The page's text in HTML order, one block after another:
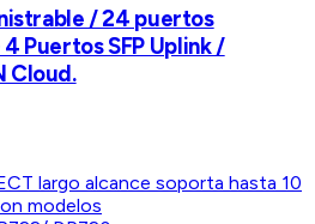
/ 24 puertos
Puertos SFP Uplink /
Cloud.